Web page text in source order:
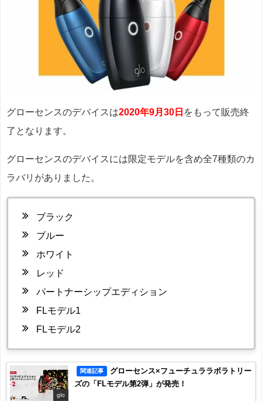
グローセンスのデバイスは2020年9月30日 をもって販売終
了となります。
グローセンスのデバイスには限定モデルを含め全7種類のカ
ラバリがありました。
ブラック
ブルー
ホワイト
レッド
パートナーシップエディション
FLモデル1
FLモデル2
glo
関連記事
グローセンス×フューチュララボラトリー
ズの「FLモデル第2弾」が発売！